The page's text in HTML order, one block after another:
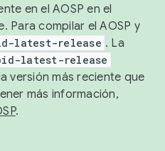
en el AOSP en el
Para compilar el AOSP y
latest-release . La
latest-release
versión más reciente que
más información,
.